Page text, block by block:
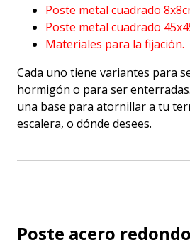
Poste metal cuadrado
Poste metal cuadrado
Materiales para la fijación.
Cada uno tiene variantes para
hormigón o para ser
una base para atornillar a tu
escalera, o dónde desees.
Poste acero redondo